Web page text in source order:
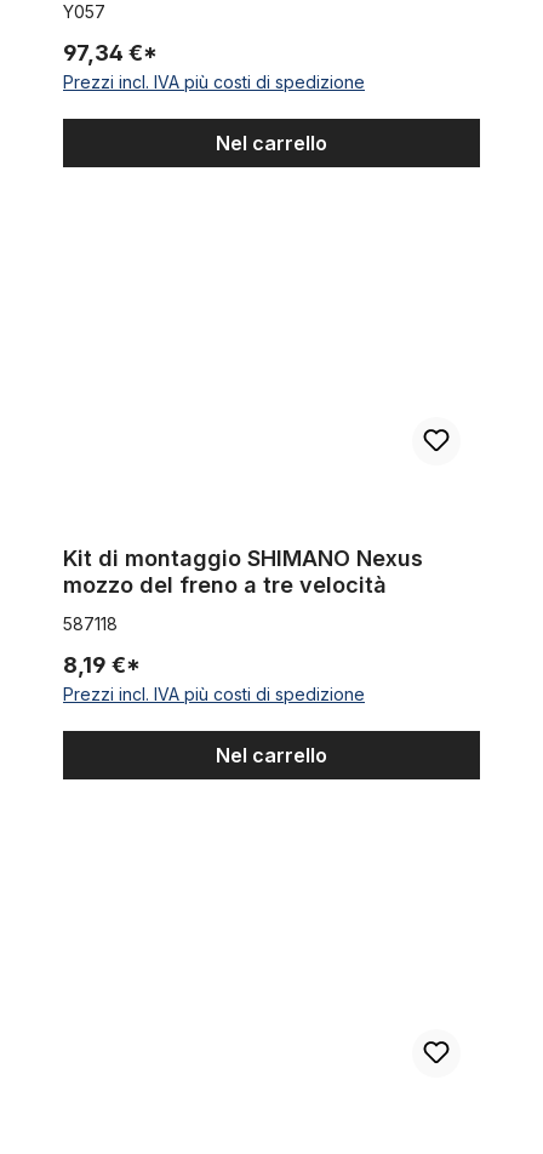
Y057
97,34 €*
Prezzi incl. IVA più costi di spedizione
Nel carrello
Kit di montaggio SHIMANO Nexus
mozzo del freno a tre velocità
587118
8,19 €*
Prezzi incl. IVA più costi di spedizione
Nel carrello